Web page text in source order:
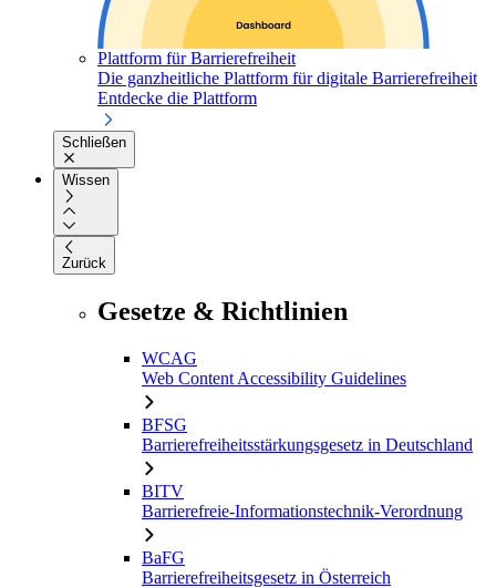
Plattform für Barrierefreiheit
Die ganzheitliche Plattform für digitale Barrierefreiheit
Entdecke die Plattform
Schließen
Wissen
Zurück
Gesetze & Richtlinien
WCAG
Web Content Accessibility Guidelines
BFSG
Barrierefreiheitsstärkungsgesetz in Deutschland
BITV
Barrierefreie-Informationstechnik-Verordnung
BaFG
Barrierefreiheitsgesetz in Österreich